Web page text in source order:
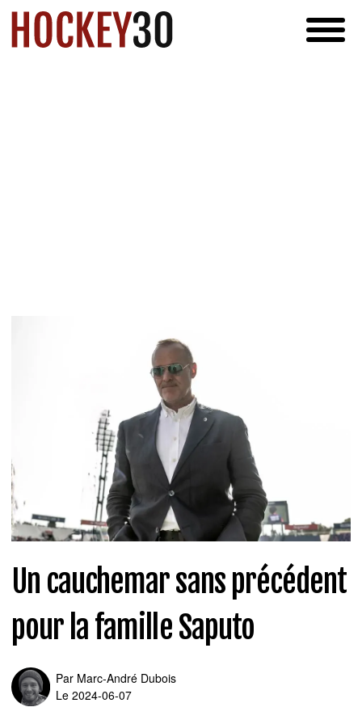
Un cauchemar sans précédent
pour la famille Saputo
Par Marc-André Dubois
Le 2024-06-07